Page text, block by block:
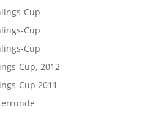
Cup
Cup
Cup
Cup, 2012
Cup 2011